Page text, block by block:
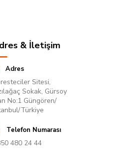
& İletişim
Adres
Sitesi,
Sokak, Gürsoy
No:1 Güngören/
Türkiye
Telefon Numarası
480 24 44